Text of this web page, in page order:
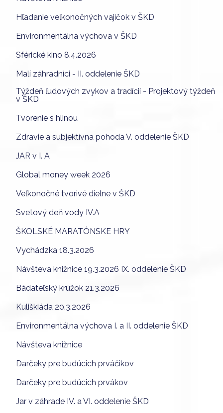
Hľadanie veľkonočných vajíčok v ŠKD
Environmentálna výchova v ŠKD
Sférické kino 8.4.2026
Malí záhradníci - II. oddelenie ŠKD
Týždeň ľudových zvykov a tradícií - Projektový týždeň
v ŠKD
Tvorenie s hlinou
Zdravie a subjektívna pohoda V. oddelenie ŠKD
JAR v I. A
Global money week 2026
Veľkonočné tvorivé dielne v ŠKD
Svetový deň vody IV.A
ŠKOLSKÉ MARATÓNSKE HRY
Vychádzka 18.3.2026
Návšteva knižnice 19.3.2026 IX. oddelenie ŠKD
Bádateľský krúžok 21.3.2026
Kuliškiáda 20.3.2026
Environmentálna výchova I. a II. oddelenie ŠKD
Návšteva knižnice
Darčeky pre budúcich prváčikov
Darčeky pre budúcich prvákov
Jar v záhrade IV. a VI. oddelenie ŠKD